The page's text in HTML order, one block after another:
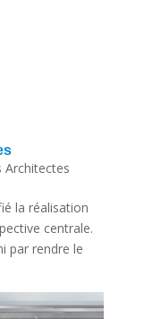
Architectes
la réalisation
centrale.
par rendre le